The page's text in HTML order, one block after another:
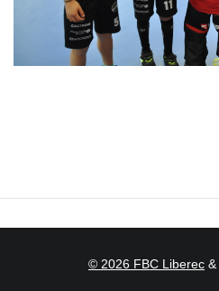
© 2026 FBC Liberec &